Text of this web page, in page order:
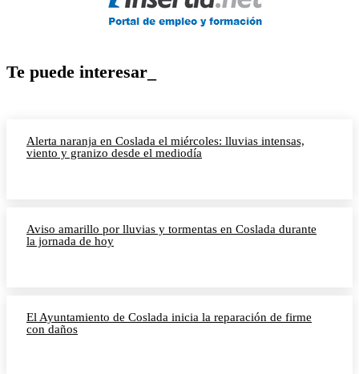
Te puede interesar_
Alerta naranja en Coslada el miércoles: lluvias intensas,
viento y granizo desde el mediodía
Aviso amarillo por lluvias y tormentas en Coslada durante
la jornada de hoy
El Ayuntamiento de Coslada inicia la reparación de firme
con daños